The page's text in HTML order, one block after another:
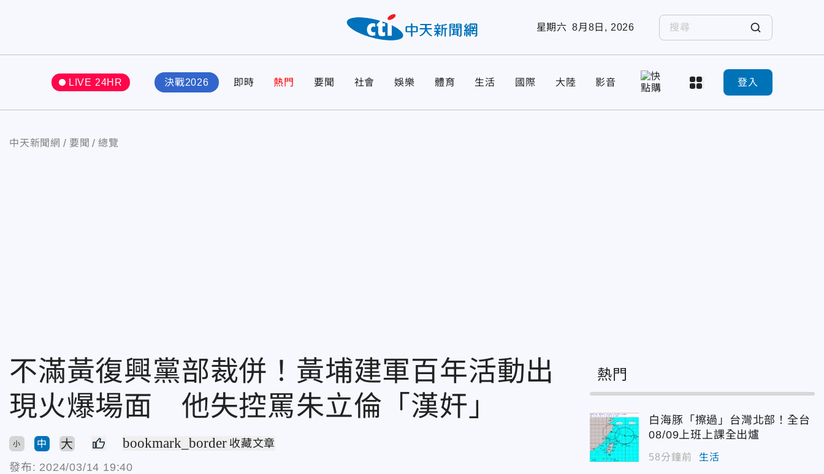
星期六 8月8日, 2026
LIVE 24HR 決戰2026 即時 熱門 要聞 社會 娛樂 體育 生活 國際 大陸 影音 登入
中天新聞網 要聞 總覽
不滿黃復興黨部裁併！黃埔建軍百年活動出
現火爆場面 他失控罵朱立倫「漢奸」
小 中 大 bookmark_border 收藏文章
發布: 2024/03/14 19:40
熱門
白海豚「擦過」台灣北部！全台
08/09上班上課全出爐
58分鐘前 生活